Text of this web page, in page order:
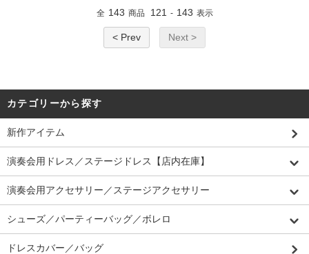
全 143 商品 121 - 143 表示
< Prev Next >
カテゴリーから探す
新作アイテム
演奏会用ドレス／ステージドレス【店内在庫】
演奏会用アクセサリー／ステージアクセサリー
シューズ／パーティーバッグ／ボレロ
ドレスカバー／バッグ